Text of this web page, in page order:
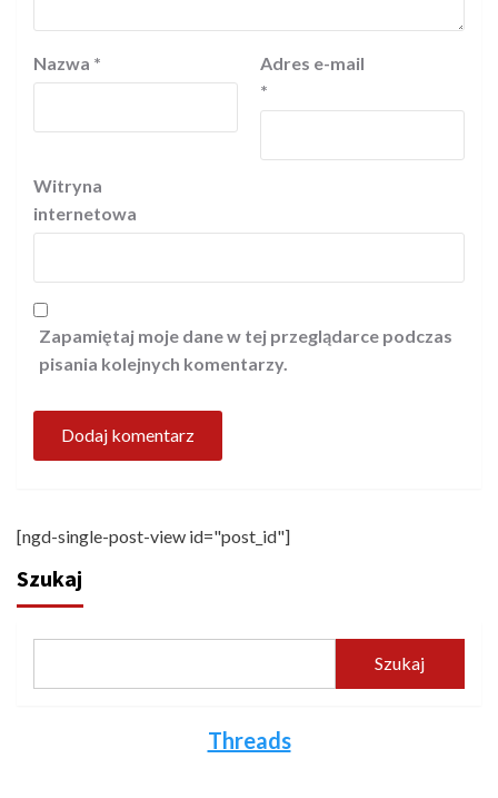
Nazwa *
Adres e-mail
*
Witryna
internetowa
Zapamiętaj moje dane w tej przeglądarce podczas
pisania kolejnych komentarzy.
[ngd-single-post-view id="post_id"]
Szukaj
Szukaj
Threads